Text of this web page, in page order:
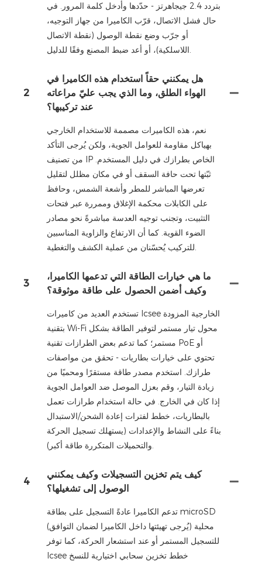
بتردد 2.4 جيجاهرتز - حدّدها وأدخل كلمة المرور. في
حال فشل الاتصال، قرّب الكاميرا من جهاز التوجيه،
أو جرّب وضع نقطة الوصول (نقطة الاتصال
اللاسلكية)، أو أعد ضبط المصنع وفقًا للدليل.
2
هل يمكنني حقاً استخدام هذه الكاميرا في
الهواء الطلق، وما الذي يجب عليّ مراعاته
عند تركيبها؟
نعم، هذه الكاميرات مصممة للاستخدام الخارجي
بهياكل مقاومة للعوامل الجوية، ولكن يُرجى التأكد
من تصنيف IP الخاص بطرازك في دليل المستخدم.
ثبّتها تحت حافة السقف أو في مكان مظلل لتقليل
تعرضها المباشر للمطر وأشعة الشمس، وحافظ
على الكابلات محكمة الإغلاق وممررة عبر فتحات
التثبيت، وتجنب توجيه العدسة مباشرةً نحو مصادر
الضوء القوية. كما أن الارتفاع والزاوية المناسبين
للتركيب يُحسّنان من عملية الكشف والتغطية.
3
ما هي خيارات الطاقة التي تدعمها الكاميرا،
وكيف أضمن الحصول على طاقة موثوقة؟
تستخدم العديد من كاميرات Icsee الخارجية المزودة
بتقنية Wi-Fi محول تيار مستمر لتوفير الطاقة بشكل
مستمر؛ كما تدعم بعض الطرازات تقنية PoE أو
تحتوي على خيارات بطاريات - تحقق من مواصفات
طرازك. استخدم مصدر طاقة مستقرًا ومحميًا من
زيادة التيار، وقم بعزل الموصل ضد العوامل الجوية
إذا كان في الخارج. في حالة استخدام طرازات تعمل
بالبطاريات، خطط لفترات إعادة الشحن/الاستبدال
بناءً على النشاط والإعدادات (يستهلك تسجيل الحركة
والتحميلات المتكررة طاقة أكبر).
4
كيف يتم تخزين التسجيلات وكيف يمكنني
الوصول إلى تشغيلها؟
تدعم الكاميرا عادةً التسجيل على بطاقة microSD
محلية (يُرجى تهيئتها داخل الكاميرا لضمان التوافق)
للتسجيل المستمر أو عند استشعار الحركة، كما توفر
Icsee خطط تخزين سحابي اختيارية للنسخ